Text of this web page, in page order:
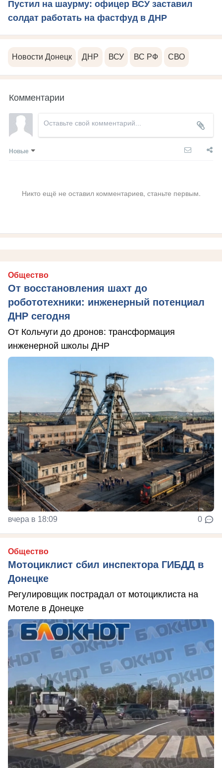
Пустил на шаурму: офицер ВСУ заставил
солдат работать на фастфуд в ДНР
Новости Донецк ДНР ВСУ ВС РФ СВО
Комментарии
Новые
Никто ещё не оставил комментариев, станьте первым.
Общество
От восстановления шахт до
робототехники: инженерный потенциал
ДНР сегодня
От Кольчуги до дронов: трансформация
инженерной школы ДНР
вчера в 18:09 0
Общество
Мотоциклист сбил инспектора ГИБДД в
Донецке
Регулировщик пострадал от мотоциклиста на
Мотеле в Донецке